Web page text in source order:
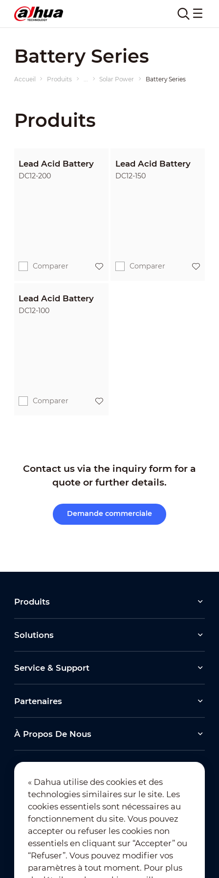
Battery Series
Accueil Produits Solar Power Battery Series
Produits
Lead Acid Battery
DC12-200
Comparer
Lead Acid Battery
DC12-150
Comparer
Lead Acid Battery
DC12-100
Comparer
Contact us via the inquiry form for a
quote or further details.
Demande commerciale
Produits
Solutions
Service & Support
Partenaires
À Propos De Nous
Abonnement à la newsletter
« Dahua utilise des cookies et des
technologies similaires sur le site. Les
cookies essentiels sont nécessaires au
fonctionnement du site. Vous pouvez
accepter ou refuser les cookies non
essentiels en cliquant sur “Accepter” ou
“Refuser”. Vous pouvez modifier vos
paramètres à tout moment. Pour plus